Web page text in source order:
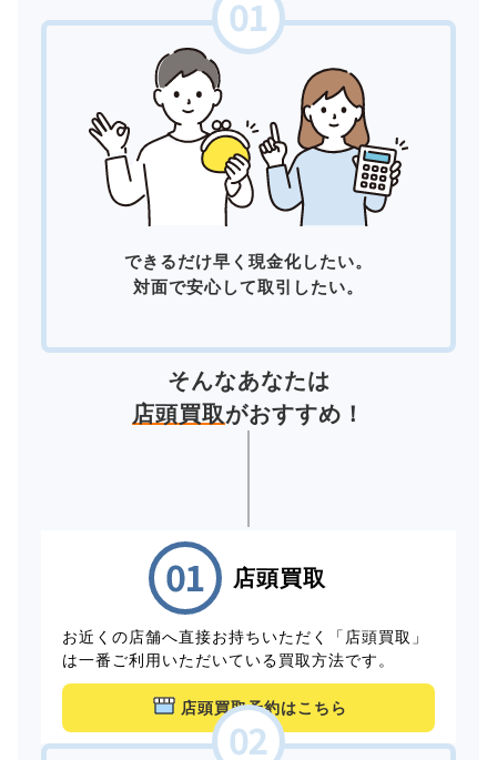
できるだけ早く現金化したい。
対面で安心して取引したい。
そんなあなたは
店頭買取がおすすめ！
店頭買取
お近くの店舗へ直接お持ちいただく「店頭買取」
は一番ご利用いただいている買取方法です。
店頭買取予約はこちら